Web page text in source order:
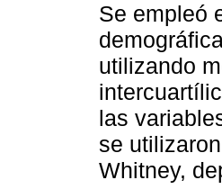
Se empleó
utilizando
las
se
Whitney,